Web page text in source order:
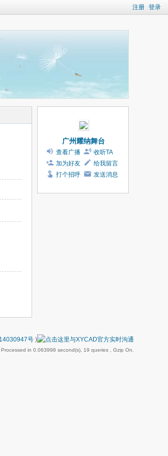
注册 登录
广州耀纳舞台
查看广播
收听TA
加为好友
给我留言
打个招呼
发送消息
号 )
Processed in 0.063998 second(s), 19 queries , Gzip On.